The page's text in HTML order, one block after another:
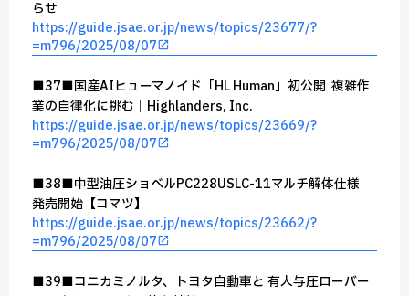
らせ
https://guide.jsae.or.jp/news/topics/23677/?
=m796/2025/08/07
■37■国産AIヒューマノイド「HL Human」初公開 ─ 複雑作
業の自律化に挑む｜Highlanders, Inc.
https://guide.jsae.or.jp/news/topics/23669/?
=m796/2025/08/07
■38■中型油圧ショベルPC228USLC-11マルチ解体仕様
発売開始【コマツ】
https://guide.jsae.or.jp/news/topics/23662/?
=m796/2025/08/07
■39■コニカミノルタ、トヨタ自動車と 有人与圧ローバー